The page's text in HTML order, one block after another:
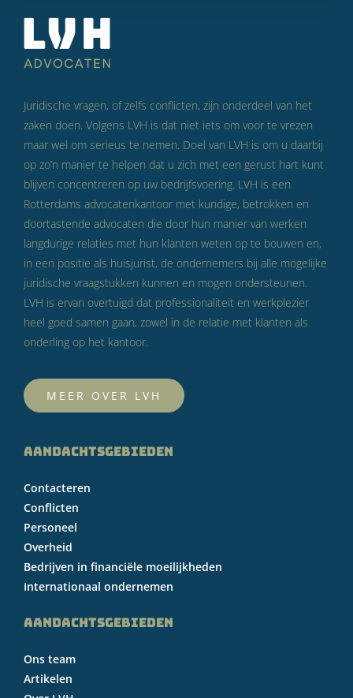
Juridische vragen, of zelfs conflicten, zijn onderdeel van het
zaken doen. Volgens LVH is dat niet iets om voor te vrezen
maar wel om serieus te nemen. Doel van LVH is om u daarbij
op zo’n manier te helpen dat u zich met een gerust hart kunt
blijven concentreren op uw bedrijfsvoering. LVH is een
Rotterdams advocatenkantoor met kundige, betrokken en
doortastende advocaten die door hun manier van werken
langdurige relaties met hun klanten weten op te bouwen en,
in een positie als huisjurist, de ondernemers bij alle mogelijke
juridische vraagstukken kunnen en mogen ondersteunen.
LVH is ervan overtuigd dat professionaliteit en werkplezier
heel goed samen gaan, zowel in de relatie met klanten als
onderling op het kantoor.
MEER OVER LVH
AANDACHTSGEBIEDEN
Contacteren
Conflicten
Personeel
Overheid
Bedrijven in financiële moeilijkheden
Internationaal ondernemen
AANDACHTSGEBIEDEN
Ons team
Artikelen